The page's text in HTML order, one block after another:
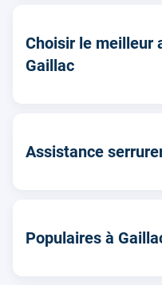
Choisir le meilleur
Gaillac
Assistance
Populaires à